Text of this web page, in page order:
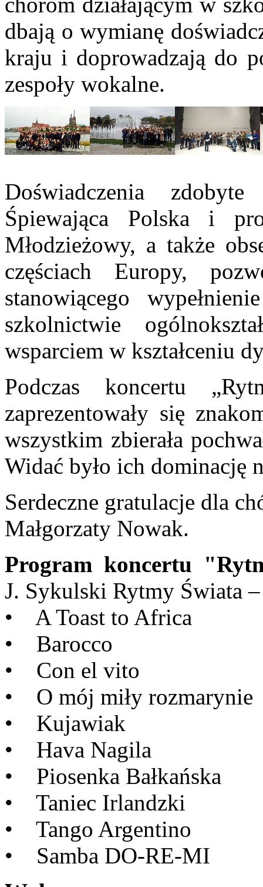
dbają o wymianę
kraju i doprowadzają do
zespoły wokalne.
Doświadczenia
Śpiewająca Polska i
Młodzieżowy, a także
częściach Europy,
stanowiącego
szkolnictwie
wsparciem w kształceniu
Podczas koncertu
zaprezentowały się
wszystkim zbierała
Widać było ich dominację
Serdeczne gratulacje dla
Małgorzaty Nowak.
Program koncertu
J. Sykulski Rytmy Świata
• A Toast to Africa
• Barocco
• Con el vito
• O mój miły rozmarynie
• Kujawiak
• Hava Nagila
• Piosenka Bałkańska
• Taniec Irlandzki
• Tango Argentino
• Samba DO-RE-MI